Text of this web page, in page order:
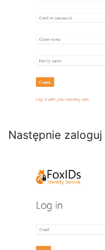
Następnie zaloguj